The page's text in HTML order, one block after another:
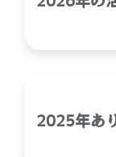
2025年あ